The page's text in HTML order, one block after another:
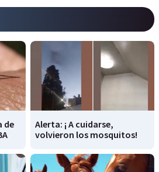
de
Alerta: ¡ A cuidarse,
volvieron los mosquitos!